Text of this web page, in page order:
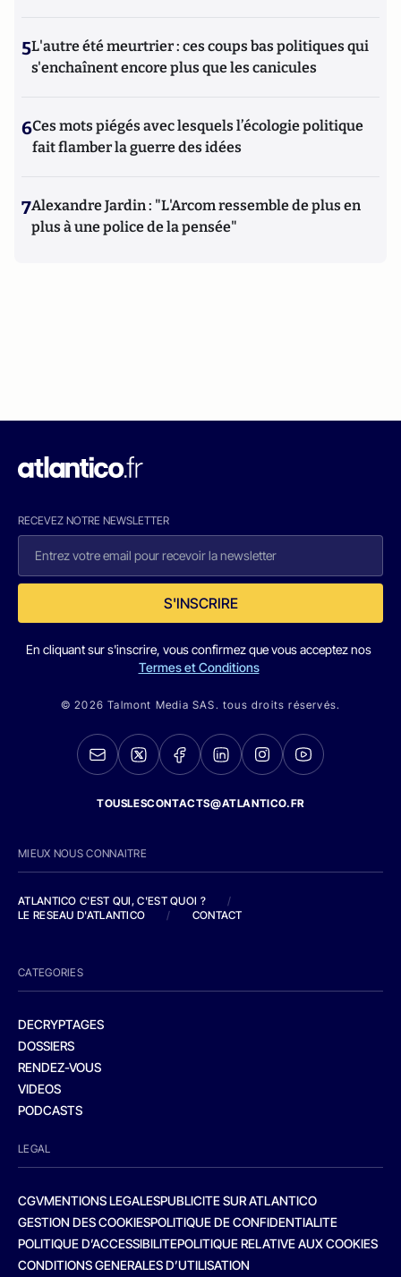
5L'autre été meurtrier : ces coups bas politiques qui
s'enchaînent encore plus que les canicules
6Ces mots piégés avec lesquels l’écologie politique
fait flamber la guerre des idées
7Alexandre Jardin : "L'Arcom ressemble de plus en
plus à une police de la pensée"
RECEVEZ NOTRE NEWSLETTER
S'INSCRIRE
En cliquant sur s'inscrire, vous confirmez que vous acceptez nos
Termes et Conditions
© 2026 Talmont Media SAS. tous droits réservés.
TOUSLESCONTACTS@ATLANTICO.FR
MIEUX NOUS CONNAITRE
ATLANTICO C'EST QUI, C'EST QUOI ?
/
LE RESEAU D'ATLANTICO
/ CONTACT
CATEGORIES
DECRYPTAGES
DOSSIERS
RENDEZ-VOUS
VIDEOS
PODCASTS
LEGAL
CGVMENTIONS LEGALESPUBLICITE SUR ATLANTICO
GESTION DES COOKIESPOLITIQUE DE CONFIDENTIALITE
POLITIQUE D’ACCESSIBILITEPOLITIQUE RELATIVE AUX COOKIES
CONDITIONS GENERALES D’UTILISATION